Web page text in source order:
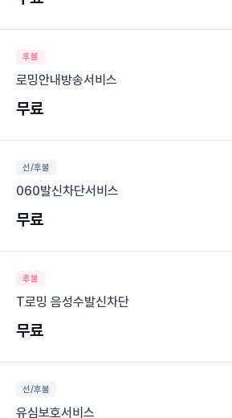
후불
로밍안내방송서비스
무료
선/후불
060발신차단서비스
무료
후불
T로밍 음성수발신차단
무료
선/후불
유심보호서비스